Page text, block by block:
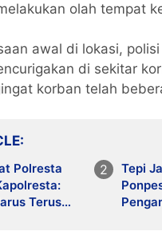
olah tempat
awal di lokasi,
di sekitar
korban telah
Polresta
Terus
Tepi